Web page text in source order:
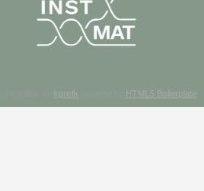
kgretk HTML5 Boilerplate